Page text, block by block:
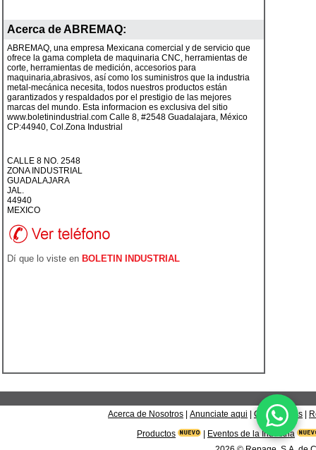
Acerca de ABREMAQ:
ABREMAQ, una empresa Mexicana comercial y de servicio que
ofrece la gama completa de maquinaria CNC, herramientas de
corte, herramientas de medición, accesorios para
maquinaria,abrasivos, así como los suministros que la industria
metal-mecánica necesita, todos nuestros productos están
garantizados y respaldados por el prestigio de las mejores
marcas del mundo. Esta informacion es exclusiva del sitio
www.boletinindustrial.com Calle 8, #2548 Guadalajara, México
CP:44940, Col.Zona Industrial
CALLE 8 NO. 2548
ZONA INDUSTRIAL
GUADALAJARA
JAL.
44940
MEXICO
Dí que lo viste en BOLETIN INDUSTRIAL
Acerca de Nosotros Anunciate aqui Contáctanos
Productos
Eventos de la Industria